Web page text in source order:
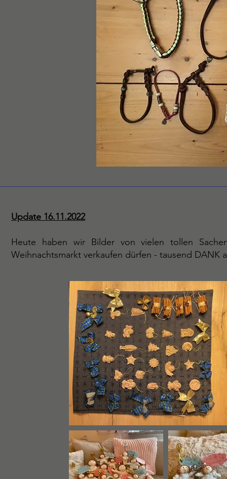
Update 16.11.2022
Heute haben wir Bilder von vielen tollen
Weihnachtsmarkt verkaufen dürfen - tausend DANK